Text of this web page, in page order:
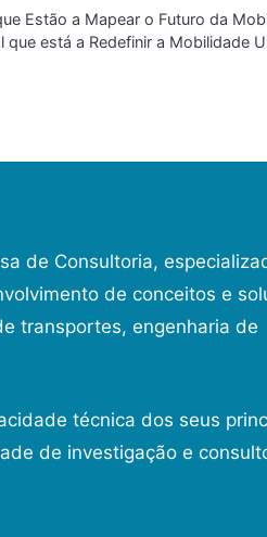
Estão a Mapear o Futuro da
está a Redefinir a Mobilidade
de Consultoria,
de conceitos e
transportes, engenharia de
técnica dos seus
de investigação e